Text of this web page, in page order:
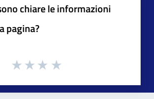
chiare le informazioni
pagina?